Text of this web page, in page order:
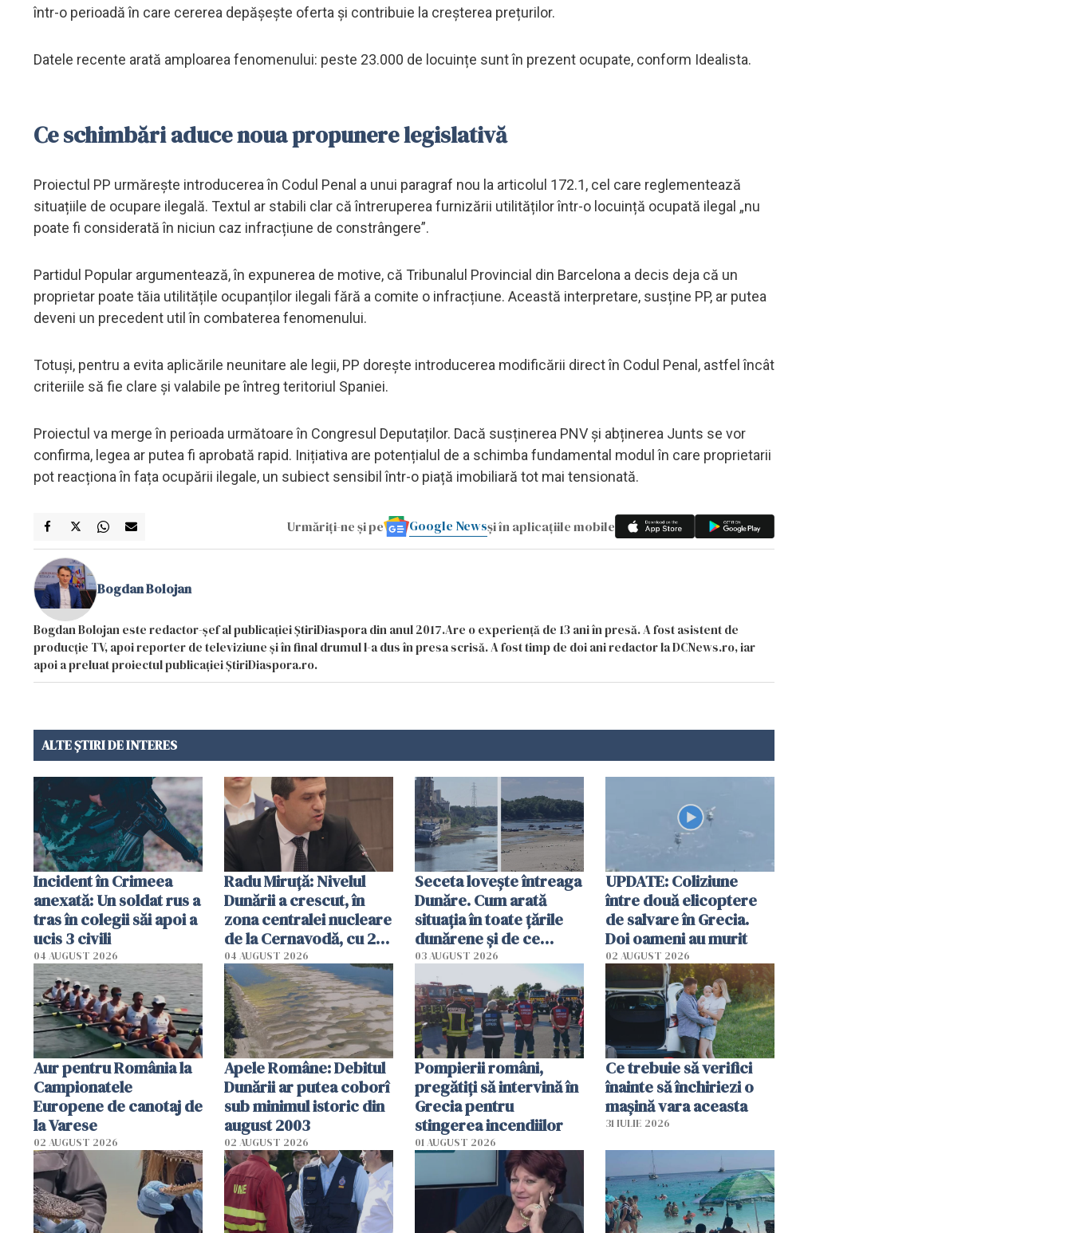
într-o perioadă în care cererea depășește oferta și contribuie la creșterea prețurilor.
Datele recente arată amploarea fenomenului: peste 23.000 de locuințe sunt în prezent ocupate, conform Idealista.
Ce schimbări aduce noua propunere legislativă
Proiectul PP urmărește introducerea în Codul Penal a unui paragraf nou la articolul 172.1, cel care reglementează
situațiile de ocupare ilegală. Textul ar stabili clar că întreruperea furnizării utilităților într-o locuință ocupată ilegal „nu
poate fi considerată în niciun caz infracțiune de constrângere”.
Partidul Popular argumentează, în expunerea de motive, că Tribunalul Provincial din Barcelona a decis deja că un
proprietar poate tăia utilitățile ocupanților ilegali fără a comite o infracțiune. Această interpretare, susține PP, ar putea
deveni un precedent util în combaterea fenomenului.
Totuși, pentru a evita aplicările neunitare ale legii, PP dorește introducerea modificării direct în Codul Penal, astfel încât
criteriile să fie clare și valabile pe întreg teritoriul Spaniei.
Proiectul va merge în perioada următoare în Congresul Deputaților. Dacă susținerea PNV și abținerea Junts se vor
confirma, legea ar putea fi aprobată rapid. Inițiativa are potențialul de a schimba fundamental modul în care proprietarii
pot reacționa în fața ocupării ilegale, un subiect sensibil într-o piață imobiliară tot mai tensionată.
Urmăriți-ne și pe Google Newsși în aplicațiile mobile
Bogdan Bolojan
Bogdan Bolojan este redactor-șef al publicației ȘtiriDiaspora din anul 2017.Are o experiență de 13 ani în presă. A fost asistent de
producție TV, apoi reporter de televiziune și în final drumul l-a dus în presa scrisă. A fost timp de doi ani redactor la DCNews.ro, iar
apoi a preluat proiectul publicației ȘtiriDiaspora.ro.
ALTE ȘTIRI DE INTERES
Incident în Crimeea
anexată: Un soldat rus a
tras în colegii săi apoi a
ucis 3 civili
04 AUGUST 2026
Radu Miruţă: Nivelul
Dunării a crescut, în
zona centralei nucleare
de la Cernavodă, cu 2
cm faţă de ziua trecută
04 AUGUST 2026
Seceta lovește întreaga
Dunăre. Cum arată
situația în toate țările
dunărene și de ce
România resimte
efectele, deși a plouat
în iulie
03 AUGUST 2026
UPDATE: Coliziune
între două elicoptere
de salvare în Grecia.
Doi oameni au murit
02 AUGUST 2026
Aur pentru România la
Campionatele
Europene de canotaj de
la Varese
02 AUGUST 2026
Apele Române: Debitul
Dunării ar putea coborî
sub minimul istoric din
august 2003
02 AUGUST 2026
Pompierii români,
pregătiţi să intervină în
Grecia pentru
stingerea incendiilor
01 AUGUST 2026
Ce trebuie să verifici
înainte să închiriezi o
mașină vara aceasta
31 IULIE 2026